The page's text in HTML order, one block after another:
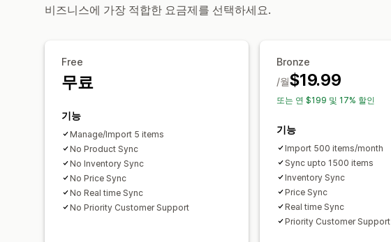
비즈니스에 가장 적합한 요금제를 선택하세요.
Free
무료
기능
Manage/Import 5 items
No Product Sync
No Inventory Sync
No Price Sync
No Real time Sync
No Priority Customer Support
Bronze
$19.99
/월
또는 연 $199 및 17% 할인
기능
Import 500 items/month
Sync upto 1500 items
Inventory Sync
Price Sync
Real time Sync
Priority Customer Support